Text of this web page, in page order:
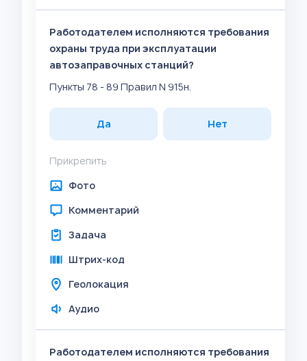
Работодателем исполняются требования
охраны труда при эксплуатации
автозаправочных станций?
Пункты 78 - 89 Правил N 915н.
Да Нет
Прикрепить
Фото
Комментарий
Задача
Штрих-код
Геолокация
Аудио
Работодателем исполняются требования